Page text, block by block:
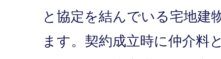
と協定を結んでいる宅地建
ます。契約成立時に仲介料